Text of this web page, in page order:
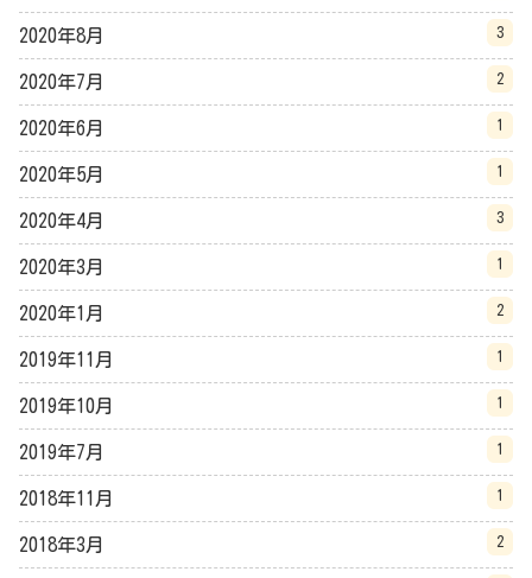
2020年8月 3
2020年7月 2
2020年6月 1
2020年5月 1
2020年4月 3
2020年3月 1
2020年1月 2
2019年11月 1
2019年10月 1
2019年7月 1
2018年11月 1
2018年3月 2